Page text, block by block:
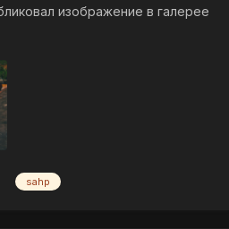
изображение в галерее
sahp